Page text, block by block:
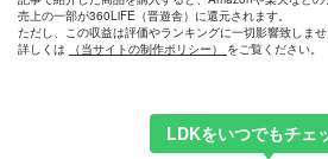
売上の一部が360LiFE（晋遊舎）に還元されます。
ただし、この収益は評価やランキングに一切影響致しませ
詳しくは
（当サイトの制作ポリシー） をご覧ください。
LDKをいつでもチェ